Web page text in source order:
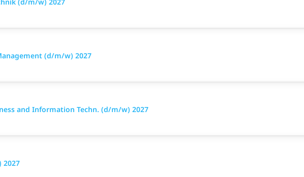
(d/m/w) 2027
and Information Techn. (d/m/w) 2027
2027